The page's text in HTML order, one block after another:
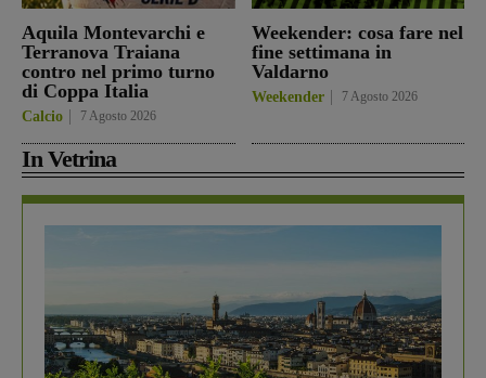
Aquila Montevarchi e
Terranova Traiana
contro nel primo turno
di Coppa Italia
Calcio 7 Agosto 2026
Weekender: cosa fare nel
fine settimana in
Valdarno
Weekender 7 Agosto 2026
In Vetrina